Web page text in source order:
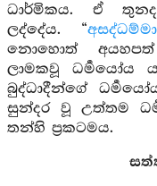
ධාර්මිකය. ඒ
ලද්දේය. “අසද්ධම්මා
නොහොත්
ලාමකවූ ධර්‍මයෝය
බුද්ධාදීන්ගේ
සුන්දර වූ උත්තම
තන්හි ප්‍රකටමය.